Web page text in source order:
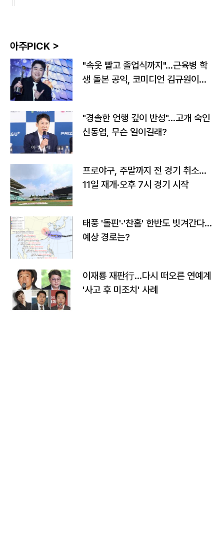
아주PICK >
"속옷 빨고 졸업식까지"…근육병 학
생 돌본 공익, 코미디언 김규원이었
"경솔한 언행 깊이 반성"…고개 숙인
신동엽, 무슨 일이길래?
프로야구, 주말까지 전 경기 취소…
11일 재개·오후 7시 경기 시작
태풍 '돌핀'·'찬홈' 한반도 빗겨간다…
예상 경로는?
이재룡 재판行…다시 떠오른 연예계
'사고 후 미조치' 사례